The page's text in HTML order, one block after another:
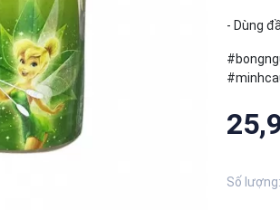
- Dùng
Số lượng: